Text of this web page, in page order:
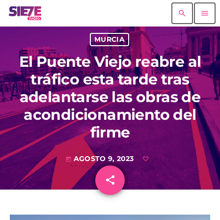
search menu
MURCIA
El Puente Viejo reabre al
tráfico esta tarde tras
adelantarse las obras de
acondicionamiento del
firme
today AGOSTO 9, 2023
share
email